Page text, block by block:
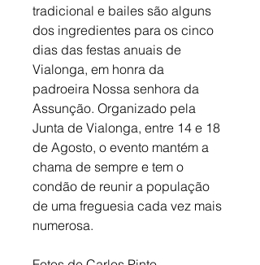
tradicional e bailes são alguns
dos ingredientes para os cinco
dias das festas anuais de
Vialonga, em honra da
padroeira Nossa senhora da
Assunção. Organizado pela
Junta de Vialonga, entre 14 e 18
de Agosto, o evento mantém a
chama de sempre e tem o
condão de reunir a população
de uma freguesia cada vez mais
numerosa.